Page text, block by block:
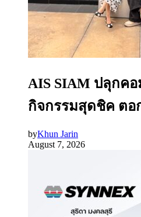
AIS SIAM ปลุกค
กิจกรรมสุดชิค ตอ
byKhun Jarin
August 7, 2026